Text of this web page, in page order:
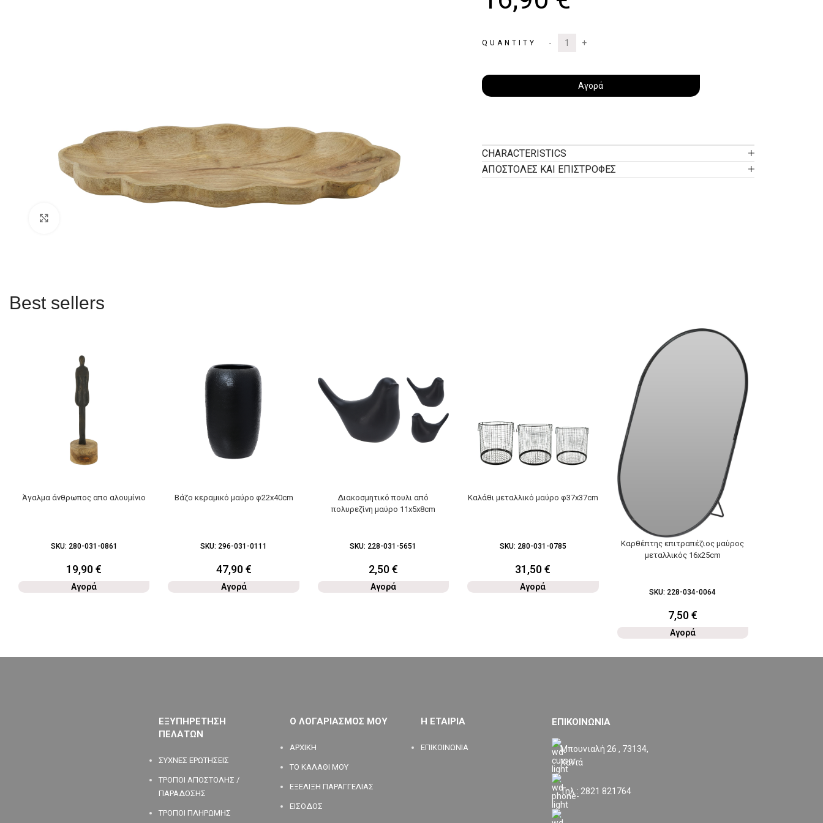
QUANTITY
Αγορά
CHARACTERISTICS
ΑΠΟΣΤΟΛΕΣ ΚΑΙ ΕΠΙΣΤΡΟΦΕΣ
Best sellers
Άγαλμα άνθρωπος απο αλουμίνιο
SKU: 280-031-0861
19,90€
Αγορά
Βάζο κεραμικό μαύρο φ22x40cm
SKU: 296-031-0111
47,90€
Αγορά
Διακοσμητικό πουλι από
πολυρεζίνη μαύρο 11x5x8cm
SKU: 228-031-5651
2,50€
Αγορά
Καλάθι μεταλλικό μαύρο φ37x37cm
SKU: 280-031-0785
31,50€
Αγορά
Καρθέπτης επιτραπέζιος μαύρος
μεταλλικός 16x25cm
SKU: 228-034-0064
7,50€
Αγορά
ΕΞΥΠΗΡΕΤΗΣΗ
ΠΕΛΑΤΩΝ
ΣΥΧΝΕΣ ΕΡΩΤΗΣΕΙΣ
ΤΡΟΠΟΙ ΑΠΟΣΤΟΛΗΣ /
ΠΑΡΑΔΟΣΗΣ
ΤΡΟΠΟΙ ΠΛΗΡΩΜΗΣ
Ο ΛΟΓΑΡΙΑΣΜΟΣ ΜΟΥ
ΑΡΧΙΚΗ
ΤΟ ΚΑΛΑΘΙ ΜΟΥ
ΕΞΕΛΙΞΗ ΠΑΡΑΓΓΕΛΙΑΣ
ΕΙΣΟΔΟΣ
Η ΕΤΑΙΡΙΑ
ΕΠΙΚΟΙΝΩΝΙΑ
ΕΠΙΚΟΙΝΩΝΙΑ
Μπουνιαλή 26 , 73134,
Χανιά
Τηλ.: 2821 821764